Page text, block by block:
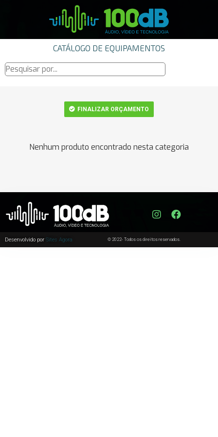
CATÁLOGO DE EQUIPAMENTOS
FINALIZAR ORÇAMENTO
Nenhum produto encontrado nesta categoria
Desenvolvido por Sites Agora © 2022- Todos os direitos reservados.